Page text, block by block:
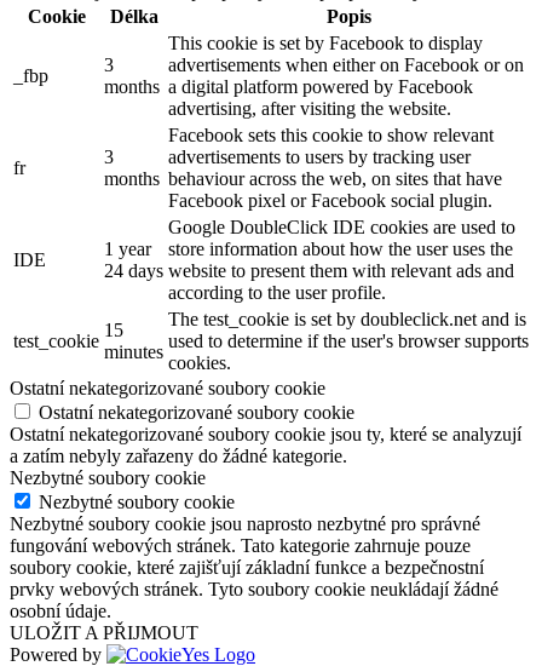
Cookie
Délka Popis
_fbp
3
months
This cookie is set by Facebook to display
advertisements when either on Facebook or on
a digital platform powered by Facebook
advertising, after visiting the website.
fr
3
months
Facebook sets this cookie to show relevant
advertisements to users by tracking user
behaviour across the web, on sites that have
Facebook pixel or Facebook social plugin.
IDE
1 year
24 days
Google DoubleClick IDE cookies are used to
store information about how the user uses the
website to present them with relevant ads and
according to the user profile.
test_cookie
15
minutes
The test_cookie is set by doubleclick.net and is
used to determine if the user's browser supports
cookies.
Ostatní nekategorizované soubory cookie
Ostatní nekategorizované soubory cookie
Ostatní nekategorizované soubory cookie jsou ty, které se analyzují
a zatím nebyly zařazeny do žádné kategorie.
Nezbytné soubory cookie
Nezbytné soubory cookie
Nezbytné soubory cookie jsou naprosto nezbytné pro správné
fungování webových stránek. Tato kategorie zahrnuje pouze
soubory cookie, které zajišťují základní funkce a bezpečnostní
prvky webových stránek. Tyto soubory cookie neukládají žádné
osobní údaje.
ULOŽIT A PŘIJMOUT
Powered by